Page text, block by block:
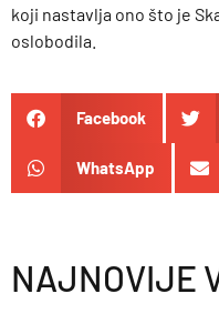
koji nastavlja ono što je
oslobodila.
Facebook
WhatsApp
NAJNOVIJE